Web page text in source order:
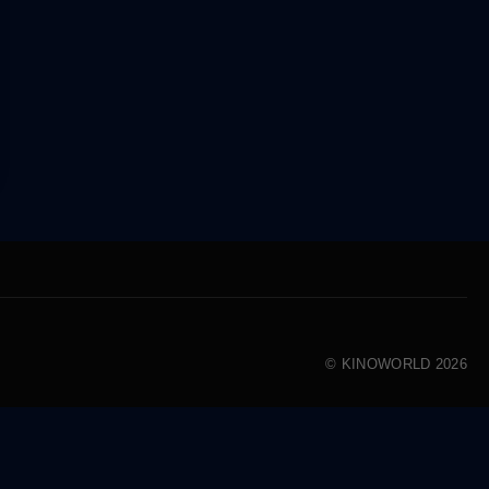
© KINOWORLD 2026